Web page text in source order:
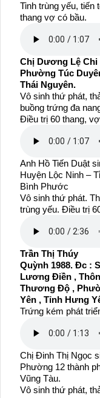
Tinh trùng yếu, tiến
thang vợ có bầu.
Chị Dương Lệ Chi
Phường Túc
Thái Nguyên.
Vô sinh thứ phát,
buồng trứng đa
Điều trị 60 thang,
Anh Hồ Tiến Duật
Huyện Lộc Ninh –
Bình Phước
Vô sinh thứ phát.
trùng yếu. Điều trị
Trần Thị Thúy
Quỳnh 1988. Đc :
Lương Điền , Thôn
Thương Độ ,
Yên , Tỉnh Hưng
Trứng kém phát
Chị Đinh Thị Ngọc
Phường 12 thành
Vũng Tàu.
Vô sinh thứ phát,